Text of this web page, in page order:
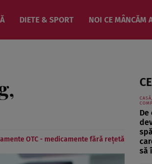
DIETE & SPORT NOI CE MÂNCĂM
OTC - medicamente fără rețetă
să